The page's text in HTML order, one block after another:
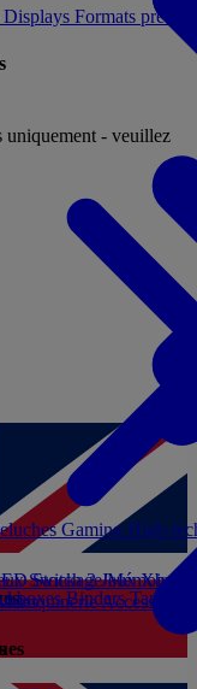
uniquement - veuillez
Gaming High-
Switch 2Jeux Xbox
Formats prêts
BindersTapis
Stockage/Mémoire
Accessoires